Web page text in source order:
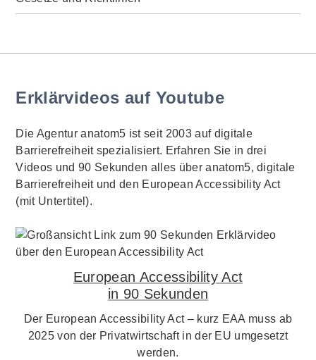
Erklärvideos auf Youtube
Die Agentur anatom5 ist seit 2003 auf digitale
Barrierefreiheit spezialisiert. Erfahren Sie in drei
Videos und 90 Sekunden alles über anatom5, digitale
Barrierefreiheit und den European Accessibility Act
(mit Untertitel).
European Accessibility Act
in 90 Sekunden
Der European Accessibility Act – kurz EAA muss ab
2025 von der Privatwirtschaft in der EU umgesetzt
werden.